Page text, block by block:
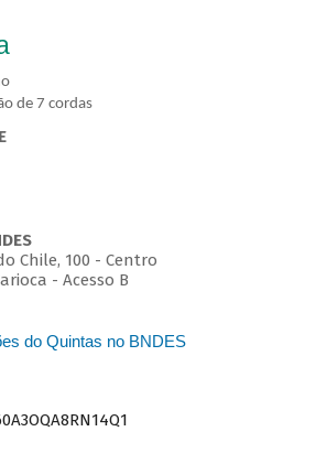
de 7 cordas
Chile, 100 - Centro
- Acesso B
do Quintas no BNDES